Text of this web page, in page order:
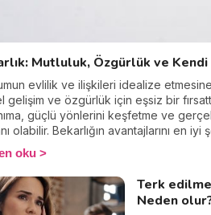
Mutluluk, Özgürlük ve
evlilik ve ilişkileri idealize
gelişim ve özgürlük için eşsiz bir
güçlü yönlerini keşfetme ve
olabilir. Bekarlığın avantajlarını en
kendinle barışmalı, kişisel
genişletmelisin. Yalnızlığı bir eksiklik
ritmini bulmak ve bireysel gelişimine
değerlendirebilirsin.
oku
Terk
Neden